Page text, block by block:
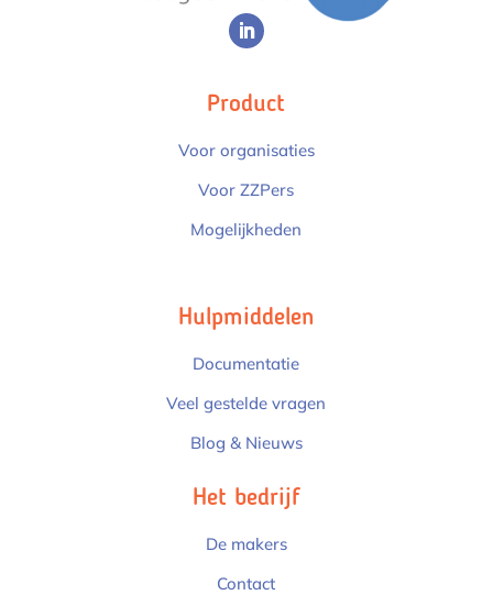
Product
Voor organisaties
Voor ZZPers
Mogelijkheden
Hulpmiddelen
Documentatie
Veel gestelde vragen
Blog & Nieuws
Het bedrijf
De makers
Contact